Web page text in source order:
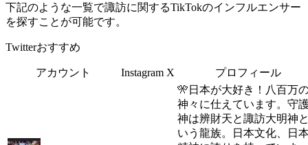
下記のような一覧で諏訪に関するTikTokのインフルエンサー
を探すことが可能です。
Twitterおすすめ
アカウント Instagram X プロフィール
🎌日本が大好き！八百万
神々に仕えています。守
神は辨財天と諏訪大明神
いう龍族。日本文化、日